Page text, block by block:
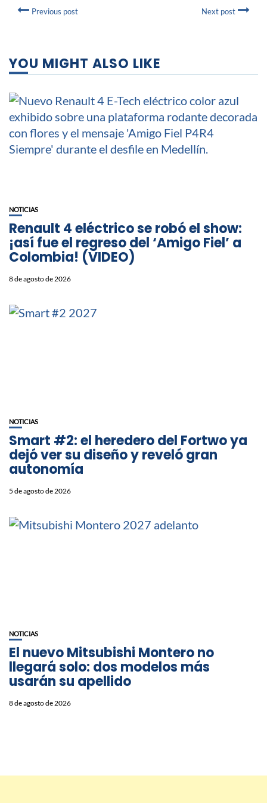
Previous post Next post
YOU MIGHT ALSO LIKE
NOTICIAS
Renault 4 eléctrico se robó el show:
¡así fue el regreso del ‘Amigo Fiel’ a
Colombia! (VIDEO)
8 de agosto de 2026
NOTICIAS
Smart #2: el heredero del Fortwo ya
dejó ver su diseño y reveló gran
autonomía
5 de agosto de 2026
NOTICIAS
⁠El nuevo Mitsubishi Montero no
llegará solo: dos modelos más
usarán su apellido
8 de agosto de 2026